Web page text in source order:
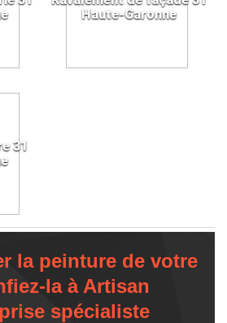
Haute-Garonne
31
la peinture de votre
la à Artisan
spécialiste